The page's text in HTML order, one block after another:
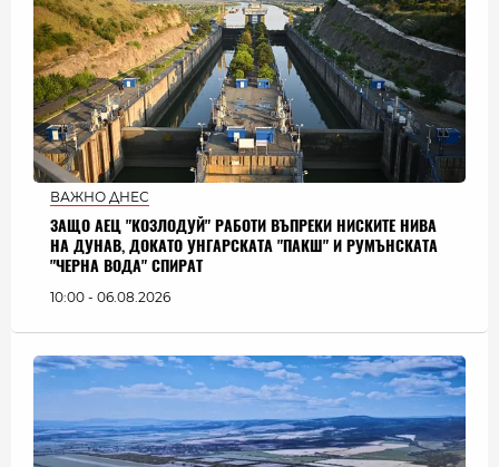
ВАЖНО ДНЕС
ЗАЩО АЕЦ "КОЗЛОДУЙ" РАБОТИ ВЪПРЕКИ НИСКИТЕ НИВА
НА ДУНАВ, ДОКАТО УНГАРСКАТА "ПАКШ" И РУМЪНСКАТА
"ЧЕРНА ВОДА" СПИРАТ
10:00 - 06.08.2026